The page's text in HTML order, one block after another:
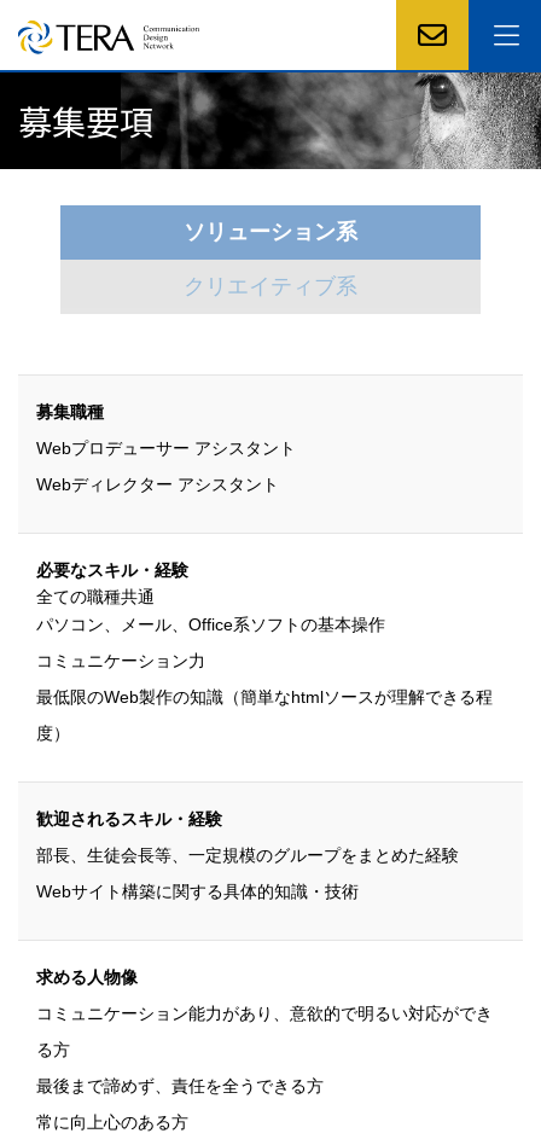
募集要項
ソリューション系
クリエイティブ系
募集職種
Webプロデューサー アシスタント
Webディレクター アシスタント
必要なスキル・経験
全ての職種共通
パソコン、メール、Office系ソフトの基本操作
コミュニケーション力
最低限のWeb製作の知識（簡単なhtmlソースが理解できる程
度）
歓迎されるスキル・経験
部長、生徒会長等、一定規模のグループをまとめた経験
Webサイト構築に関する具体的知識・技術
求める人物像
コミュニケーション能力があり、意欲的で明るい対応ができ
る方
最後まで諦めず、責任を全うできる方
常に向上心のある方